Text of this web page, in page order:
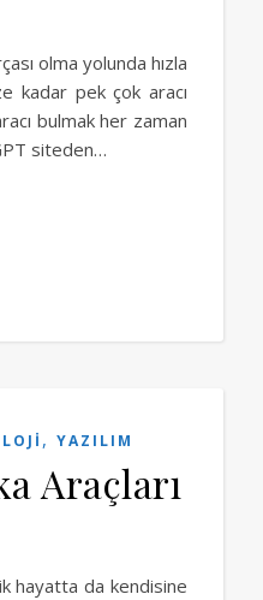
olma yolunda hızla
kadar pek çok aracı
bulmak her zaman
siteden…
, YAZILIM
Araçları
hayatta da kendisine